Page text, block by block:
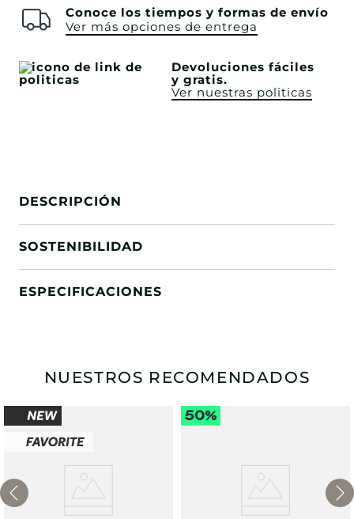
Conoce los tiempos y formas de envío
Ver más opciones de entrega
Devoluciones fáciles
y gratis.
Ver nuestras politicas
DESCRIPCIÓN
SOSTENIBILIDAD
ESPECIFICACIONES
NUESTROS RECOMENDADOS